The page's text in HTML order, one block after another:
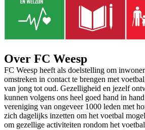
Over FC Weesp
FC Weesp heeft als doelstelling om
omstreken in contact te brengen met
van jong tot oud. Gezelligheid en jezelf
kunnen volgens ons heel goed hand in
vereniging van ongeveer 1000 leden met
zich dagelijks inzetten om het voetbal
om gezellige activiteiten rondom het